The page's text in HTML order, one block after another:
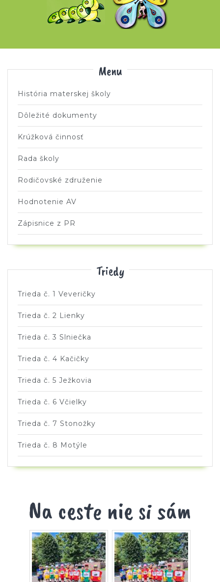
Menu
História materskej školy
Dôležité dokumenty
Krúžková činnosť
Rada školy
Rodičovské združenie
Hodnotenie AV
Zápisnice z PR
Triedy
Trieda č. 1 Veveričky
Trieda č. 2 Lienky
Trieda č. 3 Slniečka
Trieda č. 4 Kačičky
Trieda č. 5 Ježkovia
Trieda č. 6 Včielky
Trieda č. 7 Stonožky
Trieda č. 8 Motýle
Na ceste nie si sám